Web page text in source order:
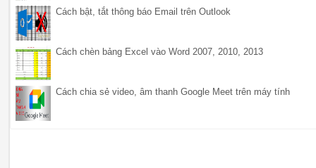
Cách bật, tắt thông báo Email trên Outlook
Cách chèn bảng Excel vào Word 2007, 2010, 2013
Cách chia sẻ video, âm thanh Google Meet trên máy tính